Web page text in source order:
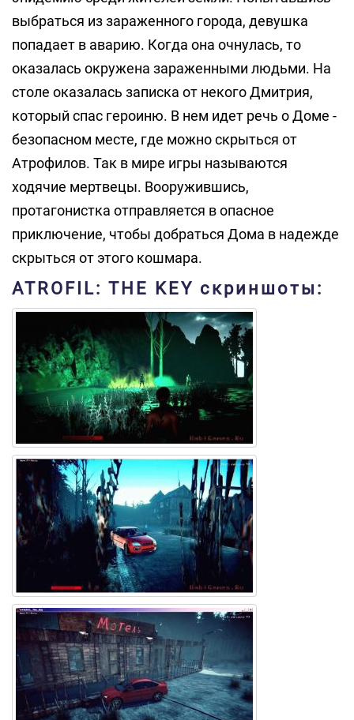
выбраться из зараженного города, девушка
попадает в аварию. Когда она очнулась, то
оказалась окружена зараженными людьми. На
столе оказалась записка от некого Дмитрия,
который спас героиню. В нем идет речь о Доме -
безопасном месте, где можно скрыться от
Атрофилов. Так в мире игры называются
ходячие мертвецы. Вооружившись,
протагонистка отправляется в опасное
приключение, чтобы добраться Дома в надежде
скрыться от этого кошмара.
ATROFIL: THE KEY скриншоты: